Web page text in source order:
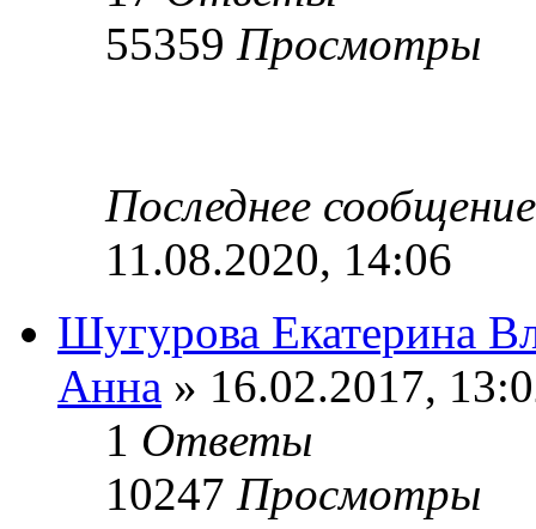
55359 Просмотры
Последнее
11.08.2020, 14:06
Шугурова Екатерина
Анна » 16.02.2017,
1 Ответы
10247 Просмотры